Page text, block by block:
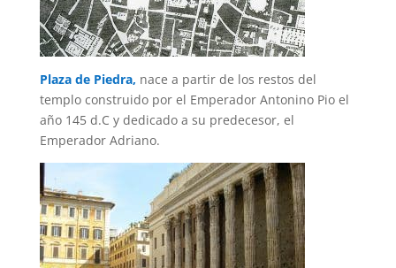
Plaza de Piedra, nace a partir de los restos del
templo construido por el Emperador Antonino Pio el
año 145 d.C y dedicado a su predecesor, el
Emperador Adriano.